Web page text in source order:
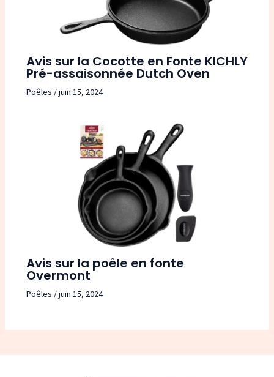
Avis sur la Cocotte en Fonte KICHLY
Pré-assaisonnée Dutch Oven
Poêles /juin 15, 2024
Avis sur la poêle en fonte
Overmont
Poêles /juin 15, 2024